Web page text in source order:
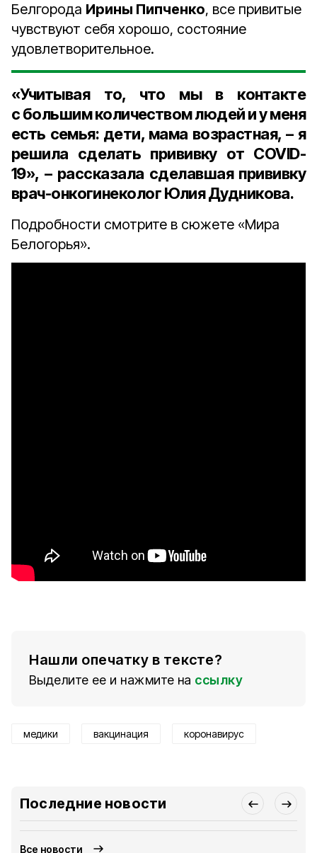
Белгорода Ирины Пипченко, все привитые
чувствуют себя хорошо, состояние
удовлетворительное.
«Учитывая то, что мы в контакте
с большим количеством людей и у меня
есть семья: дети, мама возрастная, – я
решила сделать прививку от COVID-
19», – рассказала сделавшая прививку
врач-онкогинеколог Юлия Дудникова.
Подробности смотрите в сюжете «Мира
Белогорья».
Нашли опечатку в тексте?
Выделите ее и нажмите на ссылку
медики вакцинация коронавирус
Последние новости
Все новости